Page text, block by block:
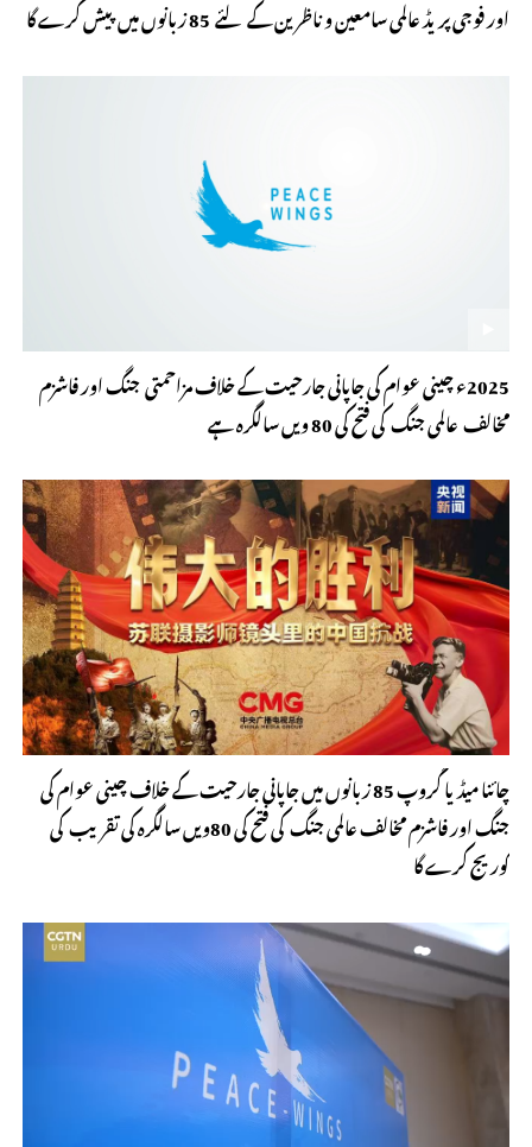
اور فوجی پریڈ عالمی سامعین و ناظرین کے لئے 85 زبانوں میں پیش کرے گا
2025ء چینی عوام کی جاپانی جارحیت کے خلاف مزاحمتی جنگ اور فاشزم
مخالف عالمی جنگ کی فتح کی 80 ویں سالگرہ ہے
چائنا میڈیا گروپ 85 زبانوں میں جاپانی جارحیت کے خلاف چینی عوام کی
جنگ اور فاشزم مخالف عالمی جنگ کی فتح کی 80ویں سالگرہ کی تقریب کی
کوریج کرے گا